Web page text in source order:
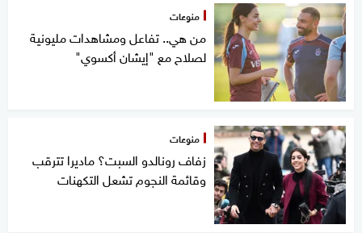
منوعات
من هي.. تفاعل ومشاهدات مليونية
لصلاح مع "إيشان أكسوي"
منوعات
زفاف رونالدو السبت؟ ماديرا تترقب
وقائمة النجوم تشعل التكهنات